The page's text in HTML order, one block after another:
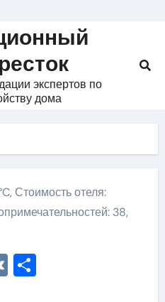
экспертов по
дома
Стоимость отеля:
38,
VKОтправить